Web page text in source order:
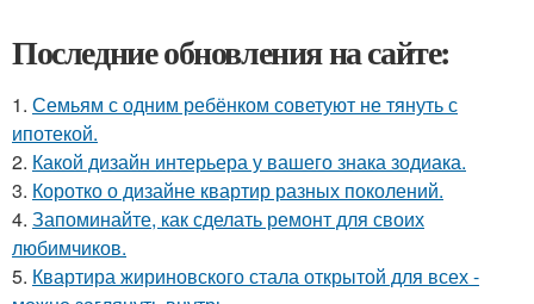
Последние обновления на сайте:
1. Семьям с одним ребёнком советуют не тянуть с
ипотекой.
2. Какой дизайн интерьера у вашего знака зодиака.
3. Коротко о дизайне квартир разных поколений.
4. Запоминайте, как сделать ремонт для своих
любимчиков.
5. Квартира жириновского стала открытой для всех -